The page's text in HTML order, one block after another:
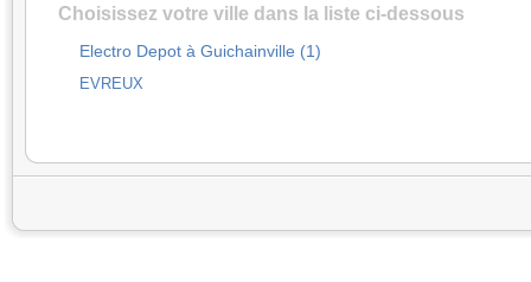
Choisissez votre ville dans la liste ci-dessous
Electro Depot à Guichainville (1)
EVREUX